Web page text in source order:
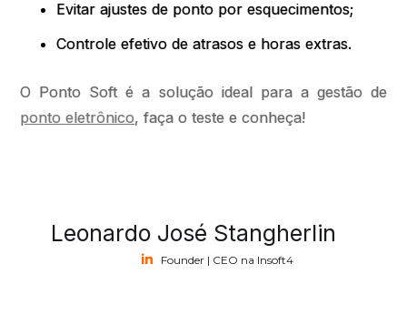
Evitar ajustes de ponto por esquecimentos;
Controle efetivo de atrasos e horas extras.
O Ponto Soft é a solução ideal para a gestão de
ponto eletrônico, faça o teste e conheça!
Leonardo José Stangherlin
Founder | CEO na Insoft4